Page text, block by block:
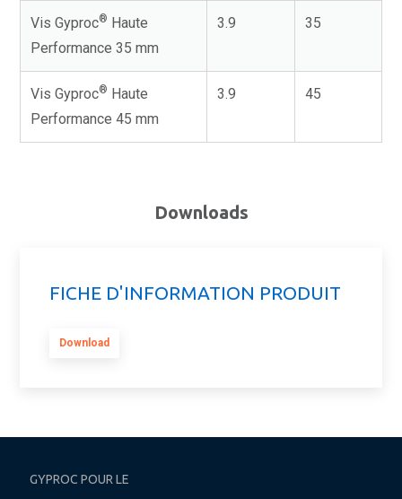
Vis Gyproc® Haute
Performance 35 mm
3.9 35
Vis Gyproc® Haute
Performance 45 mm
3.9 45
Downloads
FICHE D'INFORMATION PRODUIT
Download
GYPROC POUR LE